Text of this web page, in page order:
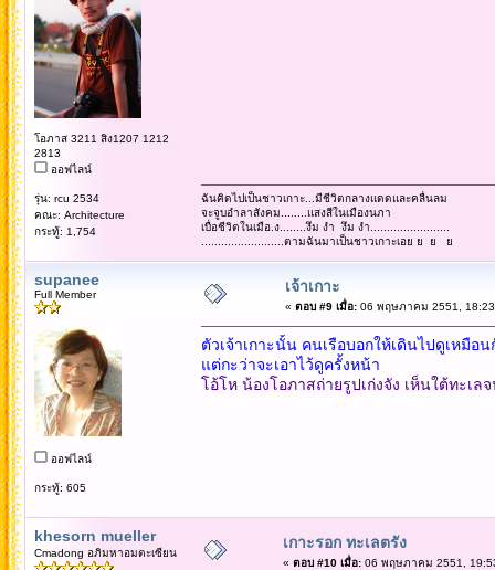
โอภาส 3211 สิง1207 1212
2813
ออฟไลน์
รุ่น: rcu 2534
คณะ: Architecture
กระทู้: 1,754
ฉันคิดไปเป็นชาวเกาะ...มีชีวิตกลางแดดและคลื่นลม
จะจูบอำลาสังคม........แสงสีในเมืองนภา
เบื่อชีวิตในเมือ.ง........งึม งำ งึม งำ........................
.........................ตามฉันมาเป็นชาวเกาะเอย ย ย ย
supanee
Full Member
ออฟไลน์
กระทู้: 605
เจ้าเกาะ
« ตอบ #9 เมื่อ:06 พฤษภาคม 2551,
ตัวเจ้าเกาะนั้น คนเรือบอกให้เดินไปดูเหมือ
แต่กะว่าจะเอาไว้ดูครั้งหน้า
โอ้โห น้องโอภาสถ่ายรูปเก่งจัง เห็นใต้ทะเ
khesorn mueller
Cmadong อภิมหาอมตะเซียน
เกาะรอก ทะเลตรัง
« ตอบ #10 เมื่อ:06 พฤษภาคม 2551,